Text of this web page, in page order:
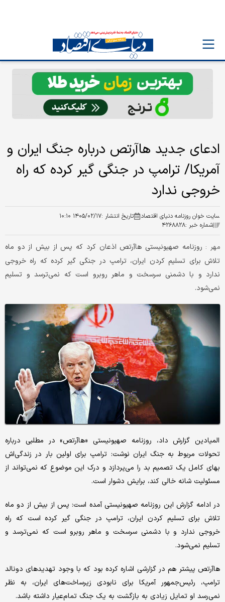
ادعای جدید هاآرتص درباره جنگ ایران و
آمریکا/ ترامپ در جنگی گیر کرده که راه
خروجی ندارد
سایت خوان روزنامه دنیای اقتصاد تاریخ انتشار :۱۴۰۵/۰۲/۱۷ ۱۰:۱۰
شماره خبر :۴۲۶۸۸۲۸
مهر : روزنامه صهیونیستی هاآرتص اذعان کرد که پس از بیش از دو ماه
تلاش برای تسلیم کردن ایران، ترامپ در جنگی گیر کرده که راه خروجی
ندارد و با دشمنی سرسخت و ماهر روبرو است که نمی‌ترسد و تسلیم
نمی‌شود.
المیادین گزارش داد، روزنامه صهیونیستی «هاآرتص» در مطلبی درباره
تحولات مربوط به جنگ ایران نوشت: ترامپ برای اولین بار در زندگی‌اش
بهای کامل یک تصمیم بد را می‌پردازد و درک این موضوع که نمی‌تواند از
مسئولیت شانه خالی کند، برایش دشوار است.
در ادامه گزارش این روزنامه صهیونیستی آمده است: پس از بیش از دو ماه
تلاش برای تسلیم کردن ایران، ترامپ در جنگی گیر کرده است که راه
خروجی ندارد و با دشمنی سرسخت و ماهر روبرو است که نمی‌ترسد و
تسلیم نمی‌شود.
هاآرتص پیشتر هم در گزارشی اشاره کرده بود که با وجود تهدیدهای دونالد
ترامپ، رئیس‌جمهور آمریکا برای نابودی زیرساخت‌های ایران، به نظر
نمی‌رسد او تمایل زیادی به بازگشت به یک جنگ تمام‌عیار داشته باشد.